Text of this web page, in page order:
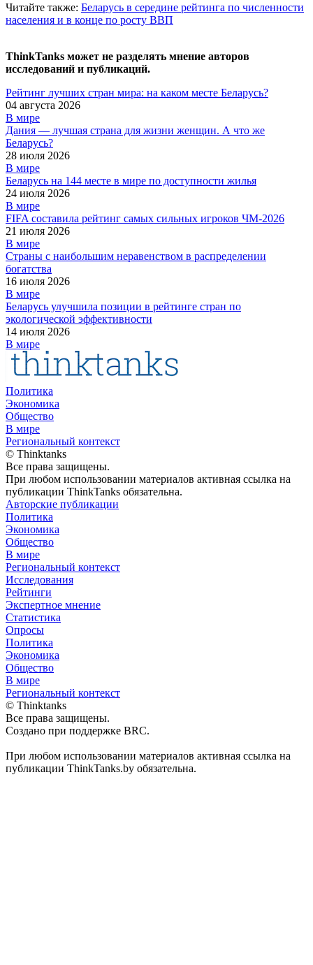
Читайте также: Беларусь в середине рейтинга по численности
населения и в конце по росту ВВП
ThinkTanks может не разделять мнение авторов
исследований и публикаций.
Рейтинг лучших стран мира: на каком месте Беларусь?
04 августа 2026
В мире
Дания — лучшая страна для жизни женщин. А что же
Беларусь?
28 июля 2026
В мире
Беларусь на 144 месте в мире по доступности жилья
24 июля 2026
В мире
FIFA составила рейтинг самых сильных игроков ЧМ-2026
21 июля 2026
В мире
Страны с наибольшим неравенством в распределении
богатства
16 июля 2026
В мире
Беларусь улучшила позиции в рейтинге стран по
экологической эффективности
14 июля 2026
В мире
Политика
Экономика
Общество
В мире
Региональный контекст
© Thinktanks
Все права защищены.
При любом использовании материалов активная ссылка на
публикации ThinkTanks обязательна.
Авторские публикации
Политика
Экономика
Общество
В мире
Региональный контекст
Исследования
Рейтинги
Экспертное мнение
Статистика
Опросы
Политика
Экономика
Общество
В мире
Региональный контекст
© Thinktanks
Все права защищены.
Создано при поддержке BRC.
При любом использовании материалов активная ссылка на
публикации ThinkTanks.by обязательна.